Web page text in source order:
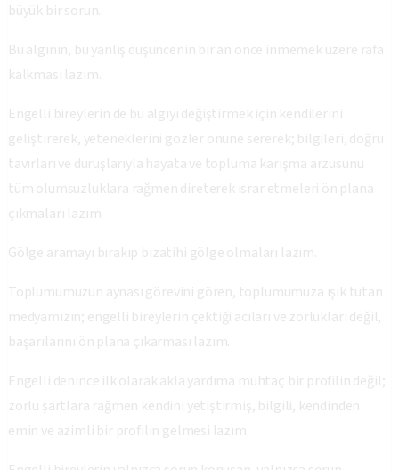
büyük bir sorun.
Bu algının, bu yanlış düşüncenin bir an önce inmemek üzere rafa
kalkması lazım.
Engelli bireylerin de bu algıyı değiştirmek için kendilerini
geliştirerek, yeteneklerini gözler önüne sererek; bilgileri, doğru
tavırları ve duruşlarıyla hayata ve topluma karışma arzusunu
tüm olumsuzluklara rağmen direterek ısrar etmeleri ön plana
çıkmaları lazım.
Gölge aramayı bırakıp bizatihi gölge olmaları lazım.
Toplumumuzun aynası görevini gören, toplumumuza ışık tutan
medyamızın; engelli bireylerin çektiği acıları ve zorlukları değil,
başarılarını ön plana çıkarması lazım.
Engelli denince ilk olarak akla yardıma muhtaç bir profilin değil;
zorlu şartlara rağmen kendini yetiştirmiş, bilgili, kendinden
emin ve azimli bir profilin gelmesi lazım.